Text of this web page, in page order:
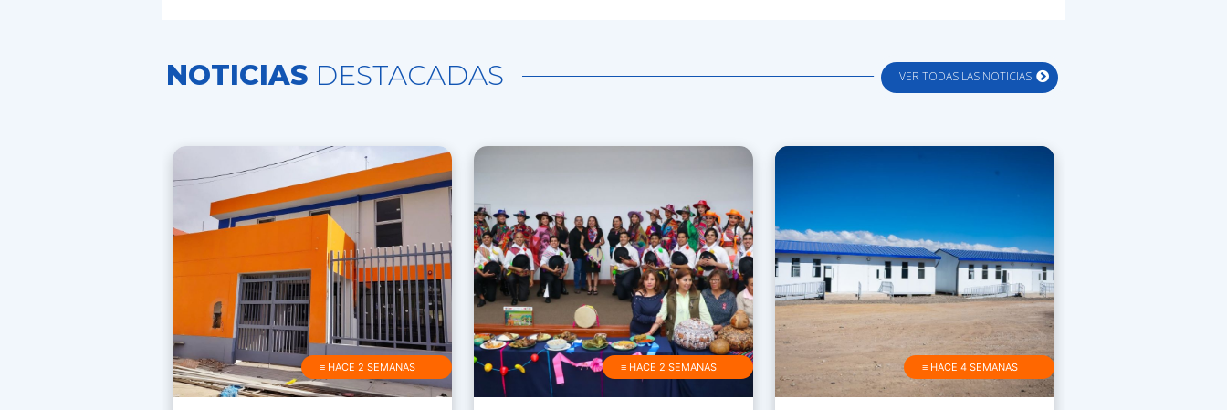
VER TODAS LAS NOTICIAS
NOTICIAS DESTACADAS
≡ HACE 2 SEMANAS ≡ HACE 2 SEMANAS ≡ HACE 4 SEMANAS